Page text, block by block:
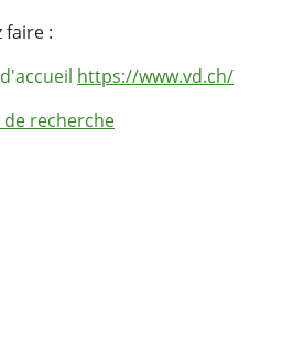
faire :
https://www.vd.ch/
recherche